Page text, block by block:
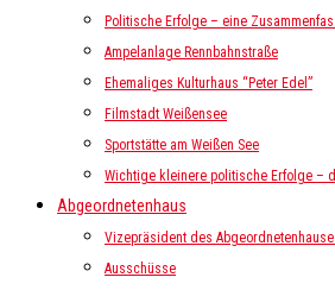
Politische Erfolge – eine
Ampelanlage Rennbahnstraße
Ehemaliges Kulturhaus “Peter Edel”
Filmstadt Weißensee
Sportstätte am Weißen See
Wichtige kleinere politische Erfolge –
Abgeordnetenhaus
Vizepräsident des
Ausschüsse